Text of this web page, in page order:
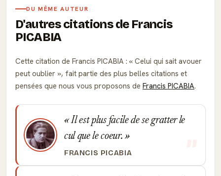
DU MÊME AUTEUR
D'autres citations de Francis
PICABIA
Cette citation de Francis PICABIA :
Celui qui sait avouer
peut oublier , fait partie des plus belles citations et
pensées que nous vous proposons de Francis PICABIA.
Il est plus facile de se gratter le
cul que le coeur.
FRANCIS PICABIA